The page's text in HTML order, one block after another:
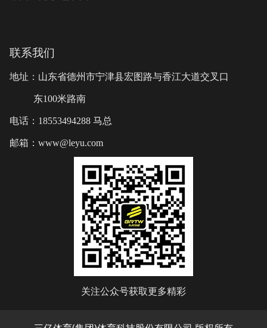
联系我们
地址：山东省德州市宁津县宏图路与香江大道交叉口
东100米路南
电话：18553494288 马总
邮箱：www@leyu.com
关注公众号获取更多精彩